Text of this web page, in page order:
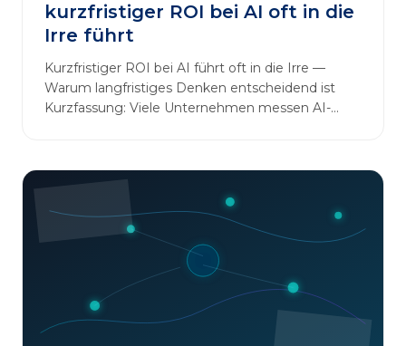
kurzfristiger ROI bei AI oft in die
Irre führt
Kurzfristiger ROI bei AI führt oft in die Irre —
Warum langfristiges Denken entscheidend ist
Kurzfassung: Viele Unternehmen messen AI-